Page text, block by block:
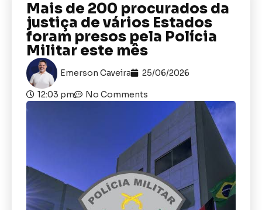
Mais de 200 procurados da
justiça de vários Estados
foram presos pela Polícia
Militar este mês
Emerson Caveira 25/06/2026
12:03 pm No Comments